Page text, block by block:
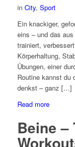
in City, Sport
Ein knackiger,
eins – und das
trainiert,
Körperhaltung,
Übungen, einer
Routine kannst du
denkst – ganz […]
Read more
Beine –